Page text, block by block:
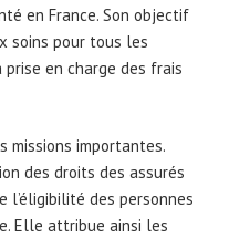
en France. Son objectif
soins pour tous les
en charge des frais
missions importantes.
des droits des assurés
l’éligibilité des personnes
Elle attribue ainsi les